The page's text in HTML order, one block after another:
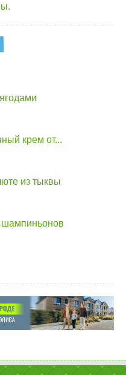
крем от...
из тыквы
шампиньонов